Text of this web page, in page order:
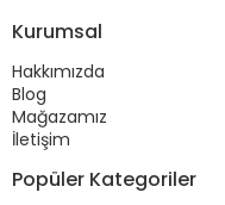
Kurumsal
Hakkımızda
Blog
Mağazamız
İletişim
Popüler Kategoriler